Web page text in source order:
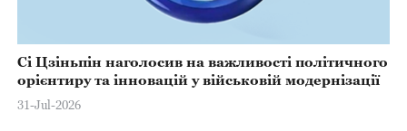
Сі Цзіньпін наголосив на важливості політичного
орієнтиру та інновацій у військовій модернізації
31-Jul-2026